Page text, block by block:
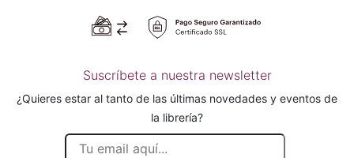
Suscríbete a nuestra newsletter
¿Quieres estar al tanto de las últimas novedades y eventos de
la librería?